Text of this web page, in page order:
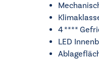
4 ****
LED